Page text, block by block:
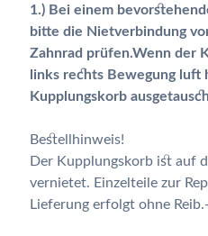
1.) Bei einem
bitte die Nietverbindung
Zahnrad prüfen.Wenn der
links rechts Bewegung luft
Kupplungskorb
Bestellhinweis!
Der Kupplungskorb ist auf
vernietet. Einzelteile zur
Lieferung erfolgt ohne